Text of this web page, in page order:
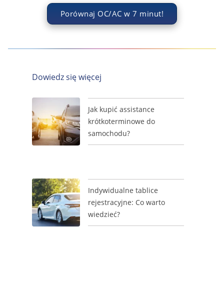
Porównaj OC/AC w 7 minut!
Dowiedz się więcej
Jak kupić assistance
krótkoterminowe do
samochodu?
Indywidualne tablice
rejestracyjne: Co warto
wiedzieć?